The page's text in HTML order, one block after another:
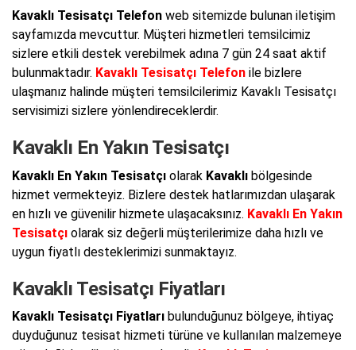
Kavaklı Tesisatçı Telefon web sitemizde bulunan iletişim
sayfamızda mevcuttur. Müşteri hizmetleri temsilcimiz
sizlere etkili destek verebilmek adına 7 gün 24 saat aktif
bulunmaktadır. Kavaklı Tesisatçı Telefon ile bizlere
ulaşmanız halinde müşteri temsilcilerimiz Kavaklı Tesisatçı
servisimizi sizlere yönlendireceklerdir.
Kavaklı En Yakın Tesisatçı
Kavaklı En Yakın Tesisatçı olarak Kavaklı bölgesinde
hizmet vermekteyiz. Bizlere destek hatlarımızdan ulaşarak
en hızlı ve güvenilir hizmete ulaşacaksınız. Kavaklı En Yakın
Tesisatçı olarak siz değerli müşterilerimize daha hızlı ve
uygun fiyatlı desteklerimizi sunmaktayız.
Kavaklı Tesisatçı Fiyatları
Kavaklı Tesisatçı Fiyatları bulunduğunuz bölgeye, ihtiyaç
duyduğunuz tesisat hizmeti türüne ve kullanılan malzemeye